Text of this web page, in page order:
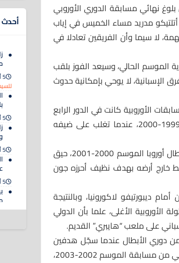
نهائي مسابقة الدوري الأوروبي
مدريد مساء الخميس في إياب
لا سيما وأن الفريقين تعادلا في
الموسم الحالي، وسيعد الفوز بلقب
الإسبانية، لا يوحي بإمكانية حدوث
الأوروبية كانت في الدور الرابع
من مسابقة كأس الاتحاد الأوروبي الموسم 1999-2000، عندما تغلب على ضيفه
والسقوط الأول أمام الإسبان جاء في دوري أبطال أوروبا الموسم 2000-2001، حيق
2-1، قبل أن يسقط خارج أرضه بهدف نظيف أحرزه جون
مرّتين أمام ديبورتيفو لاكورونيا، وبالنتيجة
الأوروبية الأغلى، علما بأن الدولي
على ملعب “هايبري” القديم.
دوري الأبطال عندما سجّل هدفين
في شباك آرسنال (2-1) في دور المجموعات الثاني من مسابقة الموسم 2002-2003،
أحدث
5 أغسطس 2026
5 أغسطس 2026
5 أغسطس 2026
5 أغسطس 2026